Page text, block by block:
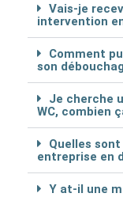
Vais-je
intervention
Comment
son
Je cherche
WC, combien
Quelles
entreprise en
Y at-il une